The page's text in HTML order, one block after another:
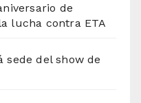
de
lucha contra ETA
sede del show de